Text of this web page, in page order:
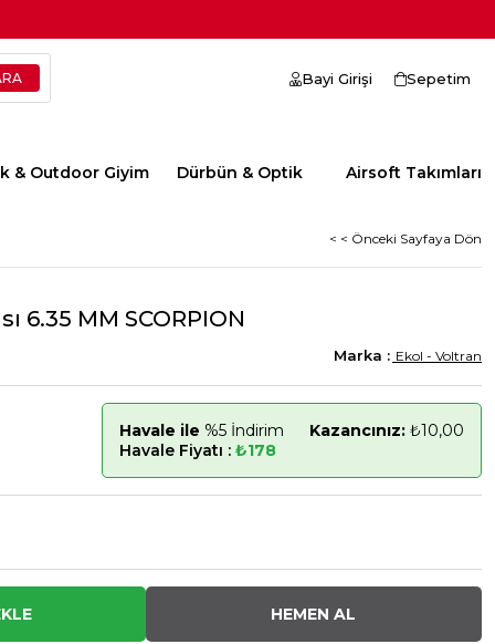
& Outdoor Giyim Dürbün & Optik Airsoft Takımları
Sepetim
Bayi Girişi
< < Önceki Sayfaya Dön
6.35 MM SCORPION
Ekol - Voltran
Havale ile %5 İndirim Kazancınız: ₺10,00
Havale Fiyatı : ₺178